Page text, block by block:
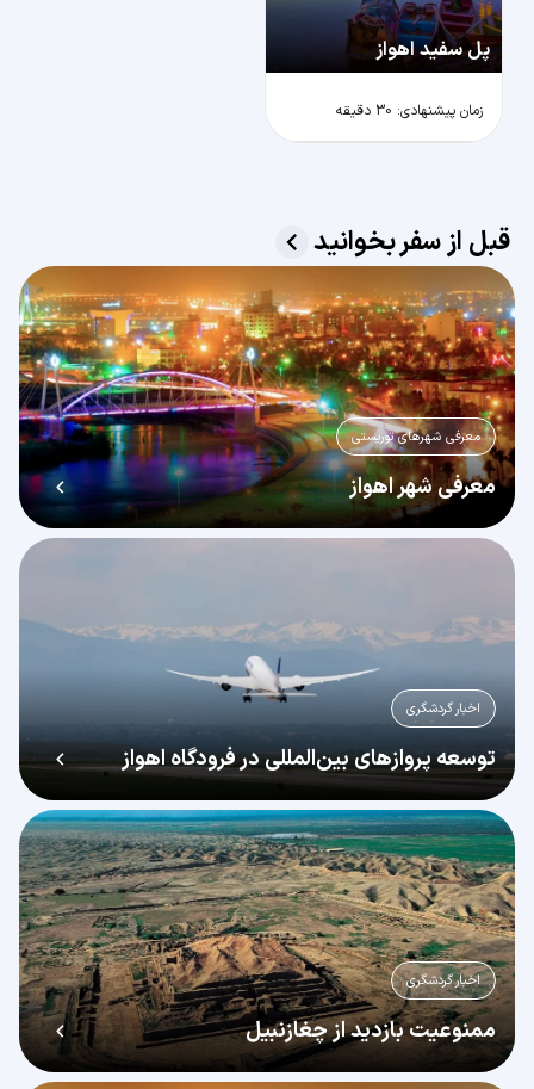
پل سفید اهواز
زمان پیشنهادی: 30 دقیقه
قبل از سفر بخوانید
معرفی شهرهای توریستی
معرفی شهر اهواز
اخبار گردشگری
توسعه پروازهای بین‌المللی در فرودگاه اهواز
اخبار گردشگری
ممنوعیت بازدید از چغازنبیل